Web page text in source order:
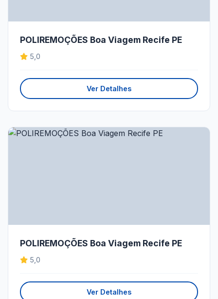
POLIREMOÇÕES Boa Viagem Recife PE
5,0
Ver Detalhes
POLIREMOÇÕES Boa Viagem Recife PE
5,0
Ver Detalhes